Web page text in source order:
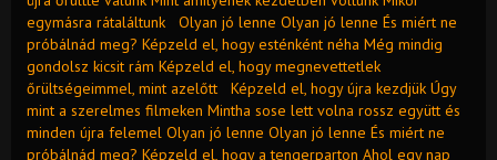
egymásra rátaláltunk Olyan jó lenne Olyan jó lenne És miért ne
próbálnád meg? Képzeld el, hogy esténként néha Még mindig
gondolsz kicsit rám Képzeld el, hogy megnevettetlek
őrültségeimmel, mint azelőtt Képzeld el, hogy újra kezdjük Úgy
mint a szerelmes filmeken Mintha sose lett volna rossz együtt és
minden újra felemel Olyan jó lenne Olyan jó lenne És miért ne
próbálnád meg? Képzeld el, hogy a tengerparton Ahol egy nap